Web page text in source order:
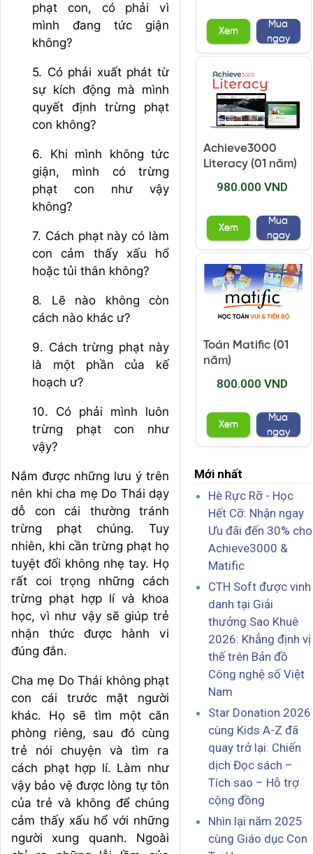
phạt con, có phải vì
mình đang tức giận
không?
5. Có phải xuất phát từ
sự kích động mà mình
quyết định trừng phạt
con không?
6. Khi mình không tức
giận, mình có trừng
phạt con như vậy
không?
7. Cách phạt này có làm
con cảm thấy xấu hổ
hoặc tủi thân không?
8. Lẽ nào không còn
cách nào khác ư?
9. Cách trừng phạt này
là một phần của kế
hoạch ư?
10. Có phải mình luôn
trừng phạt con như
vậy?
Nắm được những lưu ý trên
nên khi cha mẹ Do Thái dạy
dỗ con cái thường tránh
trừng phạt chúng. Tuy
nhiên, khi cần trừng phạt họ
tuyệt đối không nhẹ tay. Họ
rất coi trọng những cách
trừng phạt hợp lí và khoa
học, vì như vậy sẽ giúp trẻ
nhận thức được hành vi
đúng đắn.
Cha mẹ Do Thái không phạt
con cái trước mặt người
khác. Họ sẽ tìm một căn
phòng riêng, sau đó cùng
trẻ nói chuyện và tìm ra
cách phạt hợp lí. Làm như
vậy bảo vệ được lòng tự tôn
của trẻ và không để chúng
cảm thấy xấu hổ với những
người xung quanh. Ngoài
Xem
Mua
ngay
Achieve3000
Literacy (01 năm)
980.000 VND
Xem
Mua
ngay
Toán Matific (01
năm)
800.000 VND
Xem
Mua
ngay
Mới nhất
Hè Rực Rỡ - Học
Hết Cỡ: Nhận ngay
Ưu đãi đến 30% cho
Achieve3000 &
Matific
CTH Soft được vinh
danh tại Giải
thưởng Sao Khuê
2026: Khẳng định vị
thế trên Bản đồ
Công nghệ số Việt
Nam
Star Donation 2026
cùng Kids A-Z đã
quay trở lại: Chiến
dịch Đọc sách –
Tích sao – Hỗ trợ
cộng đồng
Nhìn lại năm 2025
cùng Giáo dục Con